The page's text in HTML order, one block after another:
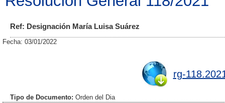
Ref: Designación María Luisa Suárez
Fecha: 03/01/2022
rg-
Tipo de Documento: Orden del Dia